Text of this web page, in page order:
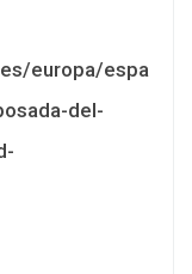
europa/espa
del-